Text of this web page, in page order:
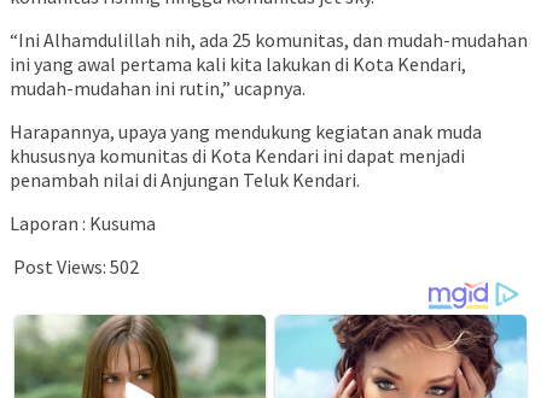
“Ini Alhamdulillah nih, ada 25 komunitas, dan mudah-mudahan
ini yang awal pertama kali kita lakukan di Kota Kendari,
mudah-mudahan ini rutin,” ucapnya.
Harapannya, upaya yang mendukung kegiatan anak muda
khususnya komunitas di Kota Kendari ini dapat menjadi
penambah nilai di Anjungan Teluk Kendari.
Laporan : Kusuma
Post Views: 502